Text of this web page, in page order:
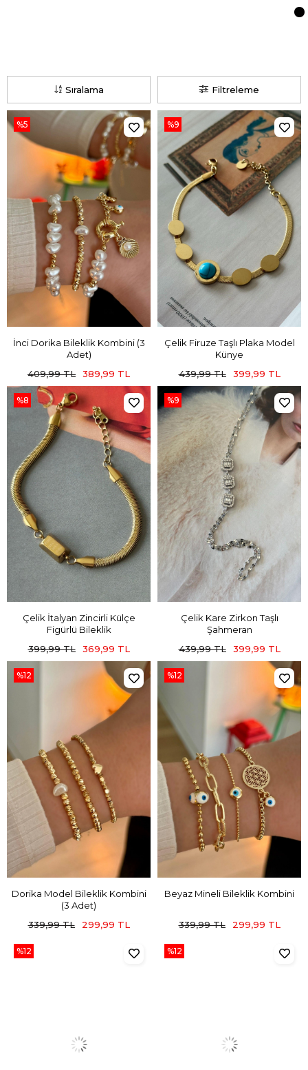
Filtreleme
Sıralama
İnci Dorika Bileklik Kombini (3
Adet)
409,99 TL
389,99 TL
%5
Çelik Firuze Taşlı Plaka Model
Künye
439,99 TL
399,99 TL
%9
Çelik İtalyan Zincirli Külçe
Figürlü Bileklik
399,99 TL
369,99 TL
%8
Çelik Kare Zirkon Taşlı
Şahmeran
439,99 TL
399,99 TL
%9
Dorika Model Bileklik Kombini
(3 Adet)
339,99 TL
299,99 TL
%12
Beyaz Mineli Bileklik Kombini
339,99 TL 299,99 TL
%12
%12 %12